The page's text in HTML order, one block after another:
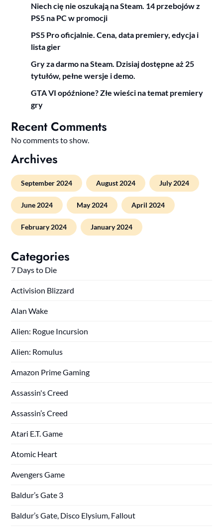
Niech cię nie oszukają na Steam. 14 przebojów z
PS5 na PC w promocji
PS5 Pro oficjalnie. Cena, data premiery, edycja i
lista gier
Gry za darmo na Steam. Dzisiaj dostępne aż 25
tytułów, pełne wersje i demo.
GTA VI opóźnione? Złe wieści na temat premiery
gry
Recent Comments
No comments to show.
Archives
September 2024 August 2024 July 2024
June 2024 May 2024 April 2024
February 2024 January 2024
Categories
7 Days to Die
Activision Blizzard
Alan Wake
Alien: Rogue Incursion
Alien: Romulus
Amazon Prime Gaming
Assassin's Creed
Assassin’s Creed
Atari E.T. Game
Atomic Heart
Avengers Game
Baldur’s Gate 3
Baldur’s Gate, Disco Elysium, Fallout